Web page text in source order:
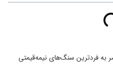
به فردترین سنگ‌های نیمه‌قیمتی